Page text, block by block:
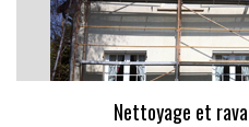
Nettoyage et